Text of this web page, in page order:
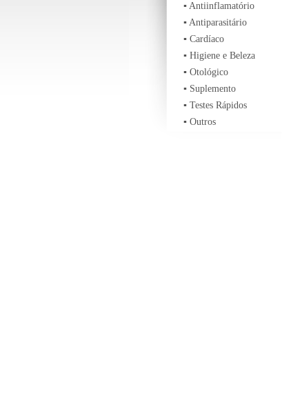
▪ Antiinflamatório
▪ Antiparasitário
▪ Cardíaco
▪ Higiene e Beleza
▪ Otológico
▪ Suplemento
▪ Testes Rápidos
▪ Outros